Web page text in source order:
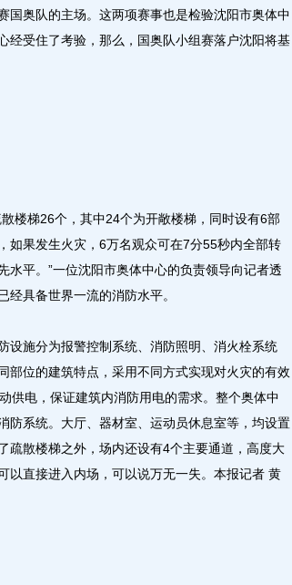
国奥队的主场。这两项赛事也是检验沈阳市奥体中
经受住了考验，那么，国奥队小组赛落户沈阳将基
梯26个，其中24个为开敞楼梯，同时设有6部
如果发生火灾，6万名观众可在7分55秒内全部转
水平。”一位沈阳市奥体中心的负责领导向记者透
经具备世界一流的消防水平。
施分为报警控制系统、消防照明、消火栓系统
部位的建筑特点，采用不同方式实现对火灾的有效
供电，保证建筑内消防用电的需求。整个奥体中
防系统。大厅、器材室、运动员休息室等，均设置
疏散楼梯之外，场内还设有4个主要通道，高度大
以直接进入内场，可以说万无一失。本报记者 黄